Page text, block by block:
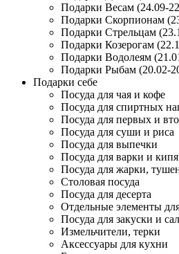
Подарки Весам (24.09-
Подарки Скорпионам
Подарки Стрельцам
Подарки Козерогам
Подарки Водолеям
Подарки Рыбам (20.02-
Подарки себе
Посуда для чая и кофе
Посуда для спиртных
Посуда для первых и
Посуда для суши и риса
Посуда для выпечки
Посуда для варки и
Посуда для жарки,
Столовая посуда
Посуда для десерта
Отдельные элементы
Посуда для закуски и
Измельчители, терки
Аксессуары для кухни